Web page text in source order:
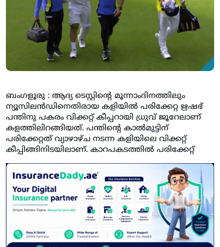
ബംഗളൂരു : ആദ്യ ടെസ്റ്റിന്‍റെ മൂന്നാംദിനത്തിലും
ന്യൂസിലൻഡിനെതിരായ കളിയിൽ പരിക്കേറ്റ ഋഷഭ്
പന്തിനു പകരം വിക്കറ്റ് കീപ്പറായി ധ്രുവ് ജൂറേലാണ്
കളത്തിലിറങ്ങിയത്. പന്തിന്‍റെ കാല്‍മുട്ടിന്
പരിക്കേറ്റത് വ്യാഴാഴ്ച നടന്ന കളിയിലെ വിക്കറ്റ്
കീപ്പിങ്ങിനിടയിലാണ്. കാറപകടത്തില്‍ പരിക്കേറ്റ്